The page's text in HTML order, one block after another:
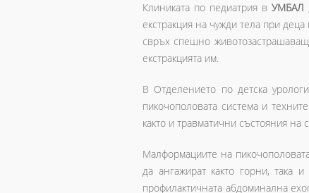
Клиниката по педиатрия в УМБАЛ
екстракция на чужди тела при
свръх спешно
екстракцията им.
В Отделението по детска
пикочополовата система и
както и травматични състояния на
Малформациите на
да ангажират както горни, така
профилактичната абдоминална